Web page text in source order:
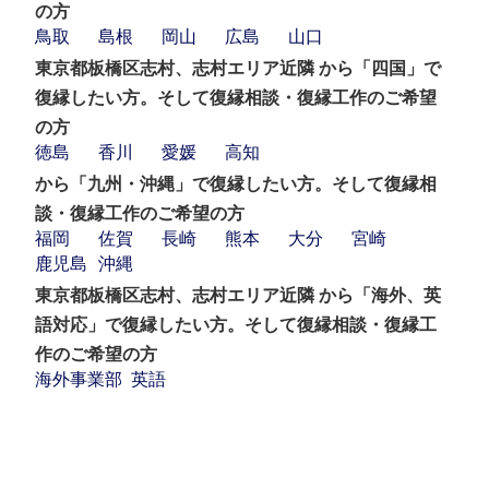
の方
鳥取
島根 岡山 広島
山口
東京都板橋区志村、志村エリア近隣 から「四国」で
復縁したい方。そして復縁相談・復縁工作のご希望
の方
徳島
香川 愛媛
高知
から「九州・沖縄」で復縁したい方。そして復縁相
談・復縁工作のご希望の方
福岡
佐賀 長崎 熊本 大分
宮崎
鹿児島
沖縄
東京都板橋区志村、志村エリア近隣 から「海外、英
語対応」で復縁したい方。そして復縁相談・復縁工
作のご希望の方
海外事業部 英語